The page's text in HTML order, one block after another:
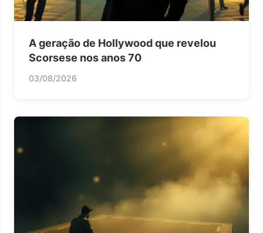
A geração de Hollywood que revelou
Scorsese nos anos 70
03/08/2026